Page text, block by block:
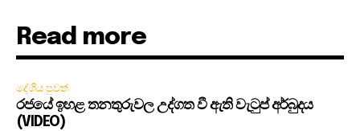
Read more
දේශීය පුවත්
රජයේ ඉහළ තනතුරුවල උද්ගත වී ඇති වැටුප් අර්බුදය
(VIDEO)